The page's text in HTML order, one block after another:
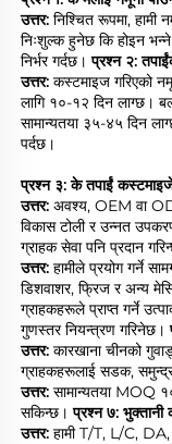
उत्तर: निश्चित रूपमा, हामी
निःशुल्क हुनेछ कि होइन
निर्भर गर्दछ। प्रश्न २:
उत्तर: कस्टमाइज गरिएको
लागि १०-१२ दिन लाग्छ।
सामान्यतया ३५-४५ दिन
पर्दछ।
प्रश्न ३: के तपाईं
उत्तर: अवश्य, OEM वा
विकास टोली र उन्नत
ग्राहक सेवा पनि प्रदान
उत्तर: हामीले प्रयोग गर्ने
डिशवाशर, फ्रिज र अन्य
ग्राहकहरूले प्राप्त गर्ने
गुणस्तर नियन्त्रण गरिनेछ।
उत्तर: कारखाना चीनको
ग्राहकहरूलाई सडक, समुन्द्र
उत्तर: सामान्यतया MOQ
सकिन्छ। प्रश्न ७: भुक्तानी
उत्तर: हामी T/T, L/C, DA,